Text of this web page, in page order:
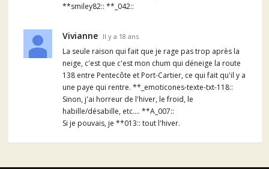
**smiley82:: **_042::
Vivianne Il y a 18 ans
La seule raison qui fait que je rage pas trop après la
neige, c'est que c'est mon chum qui déneige la route
138 entre Pentecôte et Port-Cartier, ce qui fait qu'il y a
une paye qui rentre. **_emoticones-texte-txt-118::
Sinon, j'ai horreur de l'hiver, le froid, le
habille/désabille, etc.... **A_007::
Si je pouvais, je **013:: tout l'hiver.